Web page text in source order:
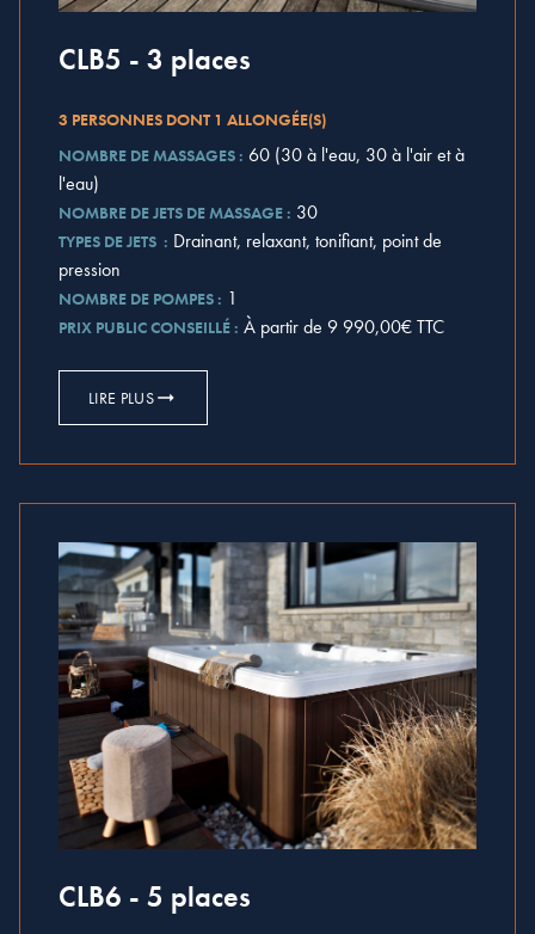
CLB5 - 3 places
3 PERSONNES DONT 1 ALLONGÉE(S)
NOMBRE DE MASSAGES : 60 (30 à l'eau, 30 à l'air et à
l'eau)
NOMBRE DE JETS DE MASSAGE : 30
TYPES DE JETS : Drainant, relaxant, tonifiant, point de
pression
NOMBRE DE POMPES : 1
PRIX PUBLIC CONSEILLÉ : À partir de 9 990,00€ TTC
LIRE PLUS
CLB6 - 5 places